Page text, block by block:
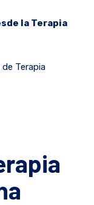
la Terapia
Terapia